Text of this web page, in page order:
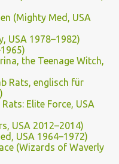
(Mighty Med, USA
USA 1978–1982)
the Teenage Witch,
Rats, englisch für
Elite Force, USA
USA 2012–2014)
USA 1964–1972)
(Wizards of Waverly